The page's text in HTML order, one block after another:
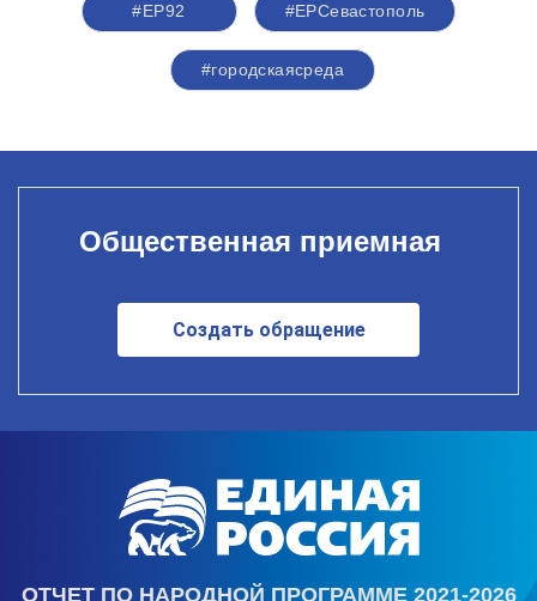
#ЕР92 #ЕРСевастополь
#городскаясреда
Общественная приемная
Создать обращение
ОТЧЕТ ПО НАРОДНОЙ ПРОГРАММЕ 2021-2026